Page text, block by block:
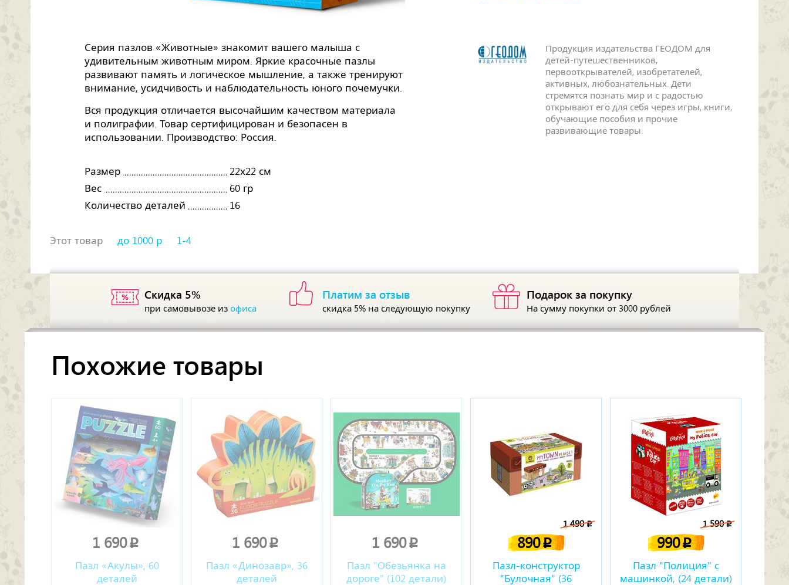
Серия пазлов «Животные» знакомит вашего малыша с
удивительным животным миром. Яркие красочные пазлы
развивают память и логическое мышление, а также тренируют
внимание, усидчивость и наблюдательность юного почемучки.
Вся продукция отличается высочайшим качеством материала
и полиграфии. Товар сертифицирован и безопасен в
использовании. Производство: Россия.
Размер
22х22 см
Вес
60 гр
Количество деталей
16
Продукция издательства ГЕОДОМ для
детей-путешественников,
первооткрывателей, изобретателей,
активных, любознательных. Дети
стремятся познать мир и с радостью
открывают его для себя через игры, книги,
обучающие пособия и прочие
развивающие товары.
Этот товар до 1000 р 1-4
Скидка 5%
при самовывозе изофиса
Платим за отзыв
скидка 5% на следующую покупку
Подарок за покупку
На сумму покупки от 3000 рублей
Похожие товары
1 690p
Пазл «Акулы», 60
деталей
1 690p
Пазл «Динозавр», 36
деталей
1 690p
Пазл "Обезьянка на
дороге" (102 детали)
1 490p
890p
Пазл-конструктор
"Булочная" (36
1 590p
990p
Пазл "Полиция" с
машинкой, (24 детали)